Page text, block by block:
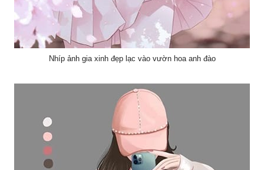
Nhíp ảnh gia xinh đẹp lạc vào vườn hoa anh đào